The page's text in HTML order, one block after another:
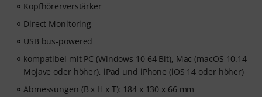
Kopfhörerverstärker
Direct Monitoring
USB bus-powered
kompatibel mit PC (Windows 10 64 Bit), Mac (macOS 10.14
Mojave oder höher), iPad und iPhone (iOS 14 oder höher)
Abmessungen (B x H x T): 184 x 130 x 66 mm